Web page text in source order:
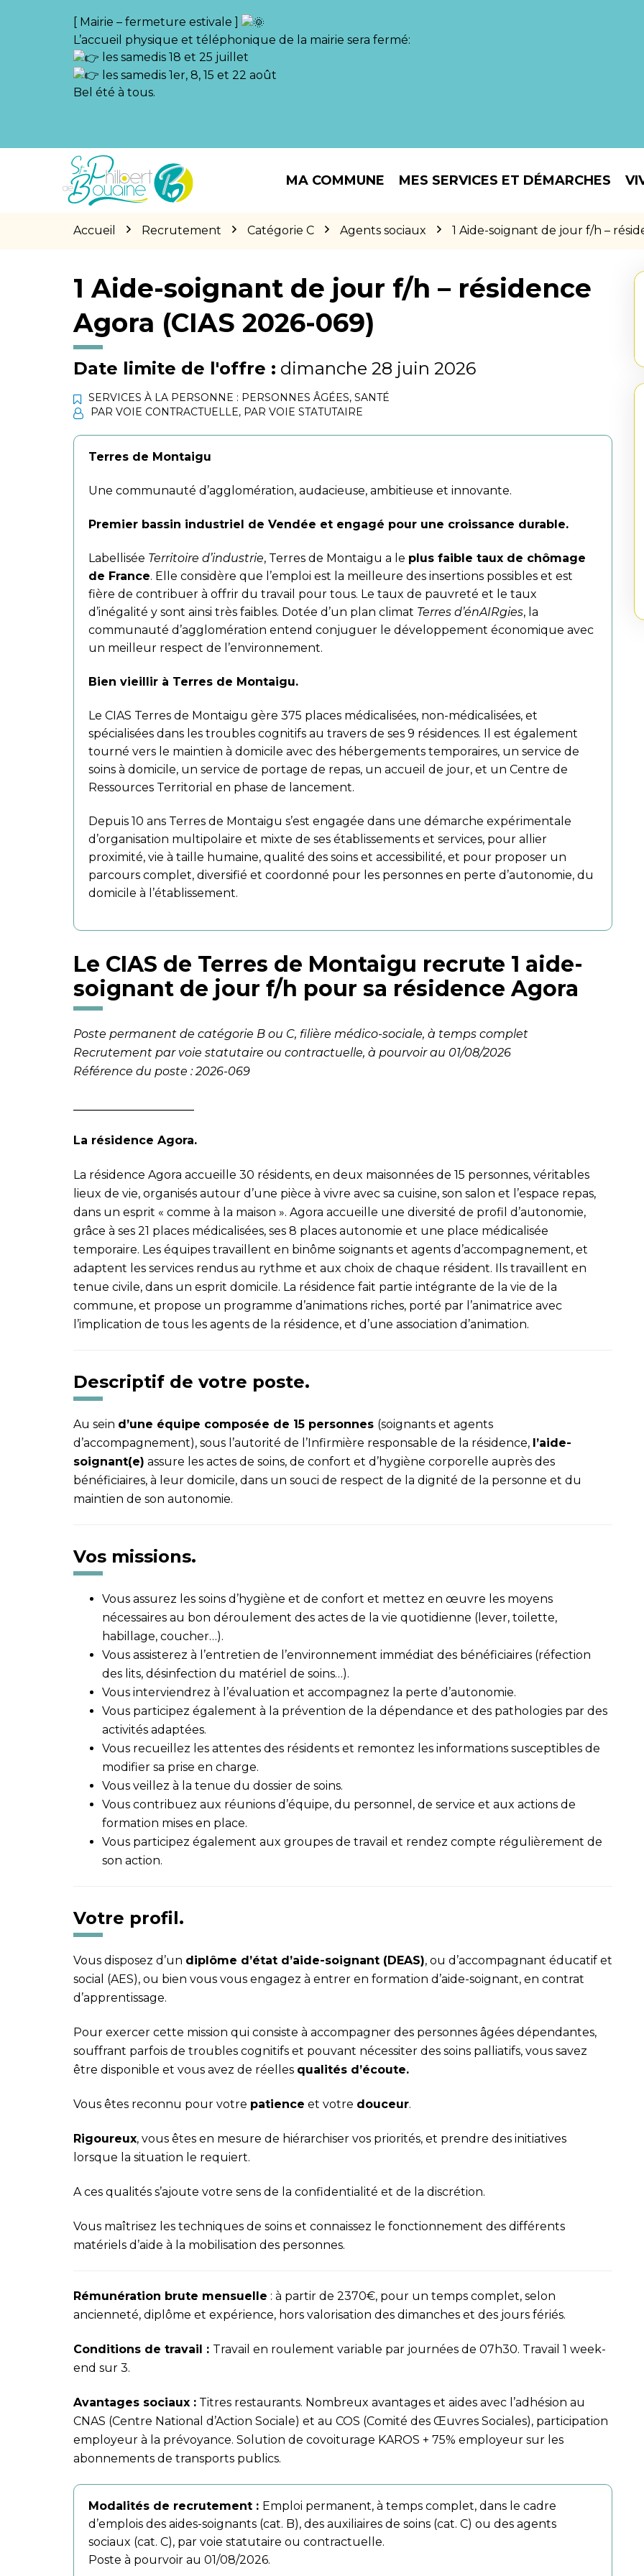
[ Mairie – fermeture estivale ]
L’accueil physique et téléphonique de la mairie sera fermé:
les samedis 18 et 25 juillet
les samedis 1er, 8, 15 et 22 août
Bel été à tous.
MA COMMUNE MES SERVICES ET DÉMARCHES
Accueil Recrutement Catégorie C Agents sociaux 1 Aide-soignant de jour f/h –
1 Aide-soignant de jour f/h – résidence
Agora (CIAS 2026-069)
Date limite de l'offre : dimanche 28 juin 2026
SERVICES À LA PERSONNE : PERSONNES ÂGÉES, SANTÉ
PAR VOIE CONTRACTUELLE, PAR VOIE STATUTAIRE
Terres de Montaigu
Une communauté d’agglomération, audacieuse, ambitieuse et innovante.
Premier bassin industriel de Vendée et engagé pour une croissance durable.
Labellisée Territoire d’industrie, Terres de Montaigu a le plus faible taux de chômage
de France. Elle considère que l’emploi est la meilleure des insertions possibles et est
fière de contribuer à offrir du travail pour tous. Le taux de pauvreté et le taux
d’inégalité y sont ainsi très faibles. Dotée d’un plan climat Terres d’énAIRgies, la
communauté d’agglomération entend conjuguer le développement économique avec
un meilleur respect de l’environnement.
Bien vieillir à Terres de Montaigu.
Le CIAS Terres de Montaigu gère 375 places médicalisées, non-médicalisées, et
spécialisées dans les troubles cognitifs au travers de ses 9 résidences. Il est également
tourné vers le maintien à domicile avec des hébergements temporaires, un service de
soins à domicile, un service de portage de repas, un accueil de jour, et un Centre de
Ressources Territorial en phase de lancement.
Depuis 10 ans Terres de Montaigu s’est engagée dans une démarche expérimentale
d’organisation multipolaire et mixte de ses établissements et services, pour allier
proximité, vie à taille humaine, qualité des soins et accessibilité, et pour proposer un
parcours complet, diversifié et coordonné pour les personnes en perte d’autonomie, du
domicile à l’établissement.
Le CIAS de Terres de Montaigu recrute 1 aide-
soignant de jour f/h pour sa résidence Agora
Poste permanent de catégorie B ou C, filière médico-sociale, à temps complet
Recrutement par voie statutaire ou contractuelle, à pourvoir au 01/08/2026
Référence du poste : 2026-069
La résidence Agora.
La résidence Agora accueille 30 résidents, en deux maisonnées de 15 personnes, véritables
lieux de vie, organisés autour d’une pièce à vivre avec sa cuisine, son salon et l’espace repas,
dans un esprit « comme à la maison ». Agora accueille une diversité de profil d’autonomie,
grâce à ses 21 places médicalisées, ses 8 places autonomie et une place médicalisée
temporaire. Les équipes travaillent en binôme soignants et agents d’accompagnement, et
adaptent les services rendus au rythme et aux choix de chaque résident. Ils travaillent en
tenue civile, dans un esprit domicile. La résidence fait partie intégrante de la vie de la
commune, et propose un programme d’animations riches, porté par l’animatrice avec
l’implication de tous les agents de la résidence, et d’une association d’animation.
Descriptif de votre poste.
Au sein d’une équipe composée de 15 personnes (soignants et agents
d’accompagnement), sous l’autorité de l’Infirmière responsable de la résidence, l’aide-
soignant(e) assure les actes de soins, de confort et d’hygiène corporelle auprès des
bénéficiaires, à leur domicile, dans un souci de respect de la dignité de la personne et du
maintien de son autonomie.
Vos missions.
Vous assurez les soins d’hygiène et de confort et mettez en œuvre les moyens
nécessaires au bon déroulement des actes de la vie quotidienne (lever, toilette,
habillage, coucher…).
Vous assisterez à l’entretien de l’environnement immédiat des bénéficiaires (réfection
des lits, désinfection du matériel de soins…).
Vous interviendrez à l’évaluation et accompagnez la perte d’autonomie.
Vous participez également à la prévention de la dépendance et des pathologies par des
activités adaptées.
Vous recueillez les attentes des résidents et remontez les informations susceptibles de
modifier sa prise en charge.
Vous veillez à la tenue du dossier de soins.
Vous contribuez aux réunions d’équipe, du personnel, de service et aux actions de
formation mises en place.
Vous participez également aux groupes de travail et rendez compte régulièrement de
son action.
Votre profil.
Vous disposez d’un dipl ôme d’état d’aide-soignant (DEAS), ou d’accompagnant éducatif et
social (AES), ou bien vous vous engagez à entrer en formation d’aide-soignant, en contrat
d’apprentissage.
Pour exercer cette mission qui consiste à accompagner des personnes âgées dépendantes,
souffrant parfois de troubles cognitifs et pouvant nécessiter des soins palliatifs, vous savez
être disponible et vous avez de réelles qualités d’écoute.
Vous êtes reconnu pour votre patience et votre douceur.
Rigoureux, vous êtes en mesure de hiérarchiser vos priorités, et prendre des initiatives
lorsque la situation le requiert.
A ces qualités s’ajoute votre sens de la confidentialité et de la discrétion.
Vous maîtrisez les techniques de soins et connaissez le fonctionnement des différents
matériels d’aide à la mobilisation des personnes.
Rémunération brute mensuelle : à partir de 2370€, pour un temps complet, selon
ancienneté, diplôme et expérience, hors valorisation des dimanches et des jours fériés.
Conditions de travail : Travail en roulement variable par journées de 07h30. Travail 1 week-
end sur 3.
Avantages sociaux : Titres restaurants. Nombreux avantages et aides avec l’adhésion au
CNAS (Centre National d’Action Sociale) et au COS (Comité des Œuvres Sociales), participation
employeur à la prévoyance. Solution de covoiturage KAROS + 75% employeur sur les
abonnements de transports publics.
Modalités de recrutement : Emploi permanent, à temps complet, dans le cadre
d’emplois des aides-soignants (cat. B), des auxiliaires de soins (cat. C) ou des agents
sociaux (cat. C), par voie statutaire ou contractuelle.
Poste à pourvoir au 01/08/2026.